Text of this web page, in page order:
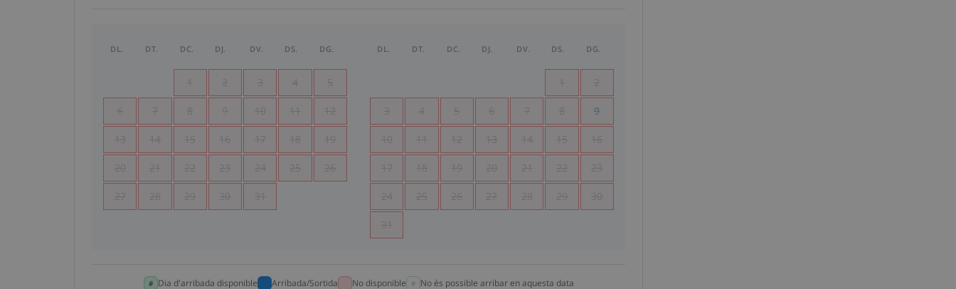
DL. DT. DC. DJ. DV. DS. DG.
1 2 3 4 5
6 7 8 9 10 11 12
13 14 15 16 17 18 19
20 21 22 23 24 25 26
27 28 29 30 31
DL. DT. DC. DJ. DV. DS. DG.
1 2
3 4 5 6 7 8 9
10 11 12 13 14 15 16
17 18 19 20 21 22 23
24 25 26 27 28 29 30
31
Dia d'arribada disponible Arribada/Sortida No disponible No és possible arribar en aquesta data